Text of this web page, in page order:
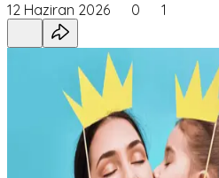
12 Haziran 2026 0 1